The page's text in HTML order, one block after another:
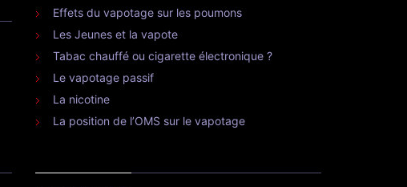
Effets du vapotage sur les poumons
Les Jeunes et la vapote
Tabac chauffé ou cigarette électronique ?
Le vapotage passif
La nicotine
La position de l’OMS sur le vapotage